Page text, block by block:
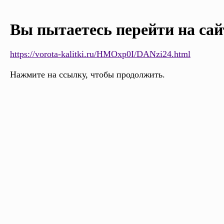
Вы пытаетесь перейти на
https://vorota-kalitki.ru/HMOxp0I/DANzi24.html
Нажмите на ссылку, чтобы продолжить.